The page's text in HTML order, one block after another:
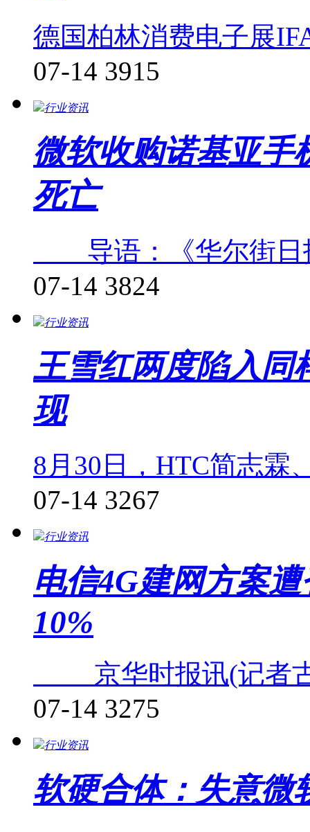
德国柏林消费电子展
07-14 3915
行业资讯
微软收购诺基亚手
死亡
导语：《华尔街日
07-14 3824
行业资讯
王雪红两度陷入同
现
8月30日，HTC简志霖
07-14 3267
行业资讯
电信4G建网方案
10%
京华时报讯(记者古
07-14 3275
行业资讯
软硬合体：失意微